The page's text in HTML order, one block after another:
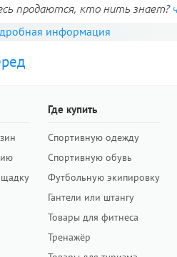
продаются, кто нить знает?
информация
Где купить
Спортивную одежду
Спортивную обувь
Футбольную экипировку
Гантели или штангу
Товары для фитнеса
Тренажёр